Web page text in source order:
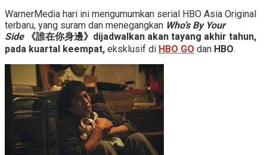
WarnerMedia hari ini mengumumkan serial HBO Asia Original
terbaru, yang suram dan menegangkan Who’s By Your
Side
《誰在你身邊》 dijadwalkan akan tayang akhir tahun,
pada kuartal keempat, eksklusif di HBO GO dan HBO.